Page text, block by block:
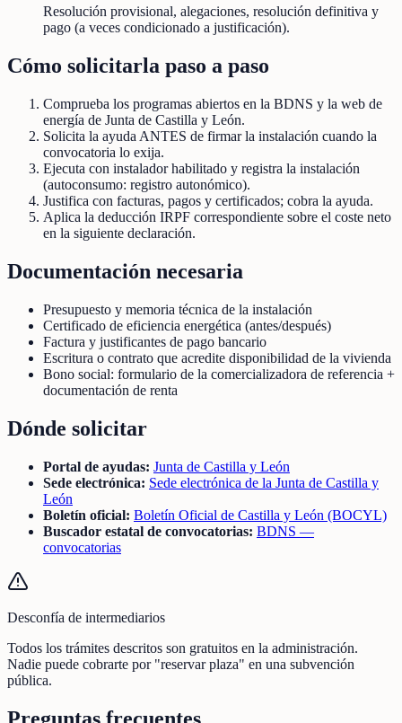
Resolución provisional, alegaciones, resolución definitiva y
pago (a veces condicionado a justificación).
Cómo solicitarla paso a paso
Comprueba los programas abiertos en la BDNS y la web de
energía de Junta de Castilla y León.
Solicita la ayuda ANTES de firmar la instalación cuando la
convocatoria lo exija.
Ejecuta con instalador habilitado y registra la instalación
(autoconsumo: registro autonómico).
Justifica con facturas, pagos y certificados; cobra la ayuda.
Aplica la deducción IRPF correspondiente sobre el coste neto
en la siguiente declaración.
Documentación necesaria
Presupuesto y memoria técnica de la instalación
Certificado de eficiencia energética (antes/después)
Factura y justificantes de pago bancario
Escritura o contrato que acredite disponibilidad de la vivienda
Bono social: formulario de la comercializadora de referencia +
documentación de renta
Dónde solicitar
Portal de ayudas: Junta de Castilla y León
Sede electrónica: Sede electrónica de la Junta de Castilla y
León
Boletín oficial: Boletín Oficial de Castilla y León (BOCYL)
Buscador estatal de convocatorias: BDNS —
convocatorias
Desconfía de intermediarios
Todos los trámites descritos son gratuitos en la administración.
Nadie puede cobrarte por "reservar plaza" en una subvención
pública.
Preguntas frecuentes